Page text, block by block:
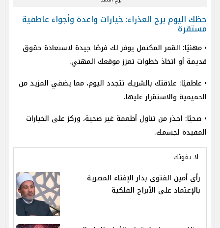
حظك اليوم برج العذراء: خيارات واعدة وأجواء عاطفية
مستقرة
• مهنيًا: القمر المكتمل يوفر لك فرصًا جيدة لاستعادة حقوق
قديمة أو اتخاذ خطوات تعزز موقعك المهني.
• عاطفيًا: علاقتك بالشريك تتجدد اليوم، مما يضفي المزيد من
الحميمية والاستقرار عليها.
• صحيًا: احذر من تناول أطعمة غير صحية، وركز على الخيارات
المفيدة لجسمك.
لا يفوتك
رأي أمين الفتوى بدار الإفتاء المصرية
بالإعتماد على الأبراج الفلكية